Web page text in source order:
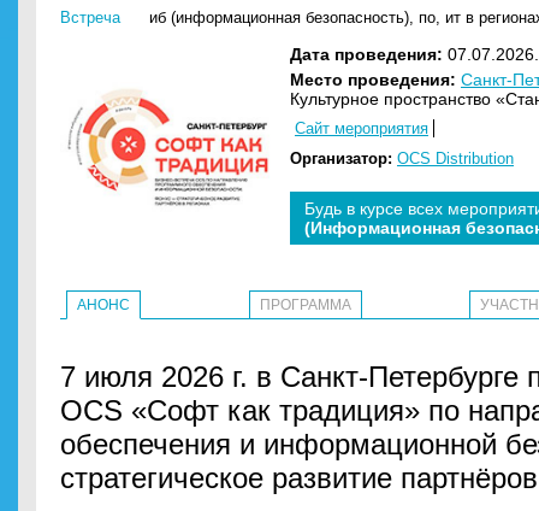
Встреча иб (информационная безопасность), по, ит в
Дата проведения:
Место проведения: Санкт-
Культурное пространство
Сайт мероприятия
Организатор: OCS Distribution
Будь в курсе всех
(Информационная
АНОНС ПРОГРАММА
7 июля 2026 г. в Санкт-Петербурге
OCS «Софт как традиция» по
обеспечения и информационной
стратегическое развитие